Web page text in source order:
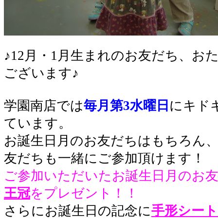
♪12月・1月生まれのお友だち、お
ございます♪
学園南店では毎月第3水曜日 にキド
ています。
お誕生日月のお友だちはもちろん
友だちも一緒にご参加頂けます！
ご参加いただいたお誕生日月のお
王冠をプレゼント！！
さらにお誕生日の記念に手形シート